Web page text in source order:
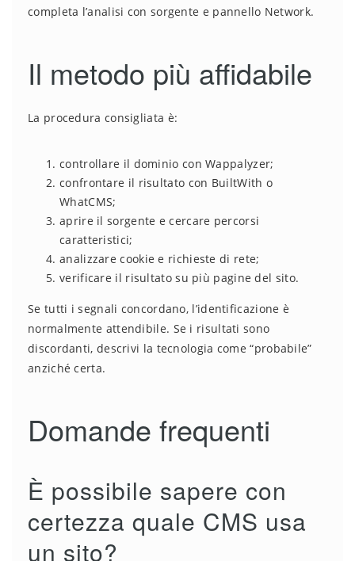
completa l’analisi con sorgente e pannello Network.
Il metodo più affidabile
La procedura consigliata è:
controllare il dominio con Wappalyzer;
confrontare il risultato con BuiltWith o
WhatCMS;
aprire il sorgente e cercare percorsi
caratteristici;
analizzare cookie e richieste di rete;
verificare il risultato su più pagine del sito.
Se tutti i segnali concordano, l’identificazione è
normalmente attendibile. Se i risultati sono
discordanti, descrivi la tecnologia come “probabile”
anziché certa.
Domande frequenti
È possibile sapere con
certezza quale CMS usa
un sito?